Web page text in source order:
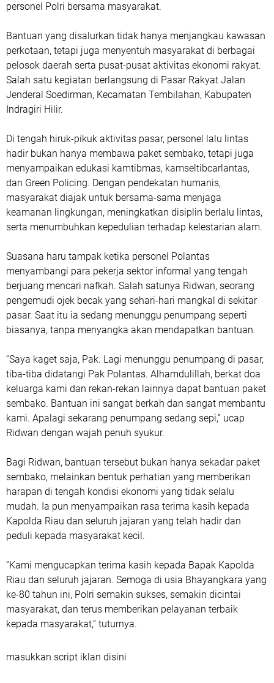
personel Polri bersama masyarakat.
Bantuan yang disalurkan tidak hanya menjangkau kawasan
perkotaan, tetapi juga menyentuh masyarakat di berbagai
pelosok daerah serta pusat-pusat aktivitas ekonomi rakyat.
Salah satu kegiatan berlangsung di Pasar Rakyat Jalan
Jenderal Soedirman, Kecamatan Tembilahan, Kabupaten
Indragiri Hilir.
Di tengah hiruk-pikuk aktivitas pasar, personel lalu lintas
hadir bukan hanya membawa paket sembako, tetapi juga
menyampaikan edukasi kamtibmas, kamseltibcarlantas,
dan Green Policing. Dengan pendekatan humanis,
masyarakat diajak untuk bersama-sama menjaga
keamanan lingkungan, meningkatkan disiplin berlalu lintas,
serta menumbuhkan kepedulian terhadap kelestarian alam.
Suasana haru tampak ketika personel Polantas
menyambangi para pekerja sektor informal yang tengah
berjuang mencari nafkah. Salah satunya Ridwan, seorang
pengemudi ojek becak yang sehari-hari mangkal di sekitar
pasar. Saat itu ia sedang menunggu penumpang seperti
biasanya, tanpa menyangka akan mendapatkan bantuan.
“Saya kaget saja, Pak. Lagi menunggu penumpang di pasar,
tiba-tiba didatangi Pak Polantas. Alhamdulillah, berkat doa
keluarga kami dan rekan-rekan lainnya dapat bantuan paket
sembako. Bantuan ini sangat berkah dan sangat membantu
kami. Apalagi sekarang penumpang sedang sepi,” ucap
Ridwan dengan wajah penuh syukur.
Bagi Ridwan, bantuan tersebut bukan hanya sekadar paket
sembako, melainkan bentuk perhatian yang memberikan
harapan di tengah kondisi ekonomi yang tidak selalu
mudah. Ia pun menyampaikan rasa terima kasih kepada
Kapolda Riau dan seluruh jajaran yang telah hadir dan
peduli kepada masyarakat kecil.
“Kami mengucapkan terima kasih kepada Bapak Kapolda
Riau dan seluruh jajaran. Semoga di usia Bhayangkara yang
ke-80 tahun ini, Polri semakin sukses, semakin dicintai
masyarakat, dan terus memberikan pelayanan terbaik
kepada masyarakat,” tuturnya.
masukkan script iklan disini